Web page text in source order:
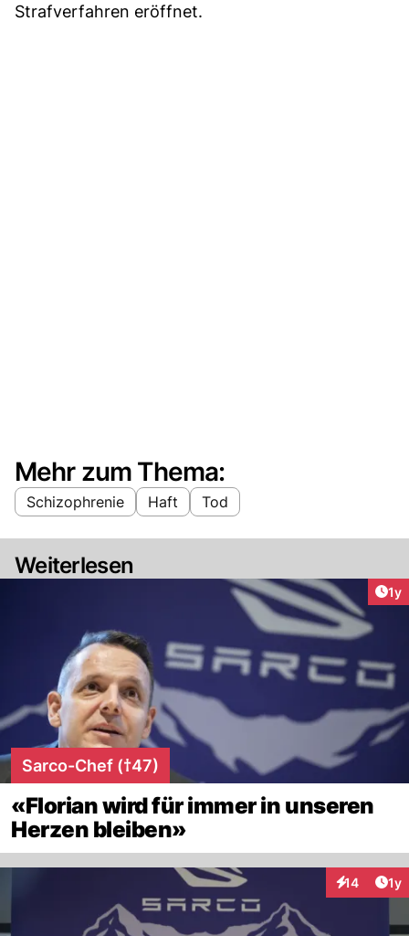
Strafverfahren eröffnet.
Mehr zum Thema:
Schizophrenie Haft Tod
Weiterlesen
1y
Sarco-Chef (†47)
«Florian wird für immer in unseren
Herzen bleiben»
14 1y